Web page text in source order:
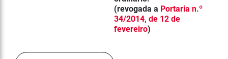
(revogada a Portaria n.º
34/2014, de 12 de
fevereiro)